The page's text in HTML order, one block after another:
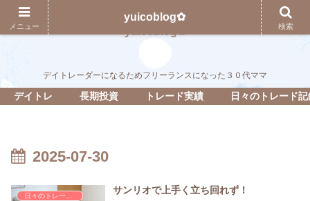
デイトレーダーになるためフリーランスになった３０代ママ
デイトレ 長期投資 トレード実績 日々のトレード
2025-07-30
日々のトレード記録
サンリオで上手く立ち回れず！
メニュー
yuicoblog✿
検索